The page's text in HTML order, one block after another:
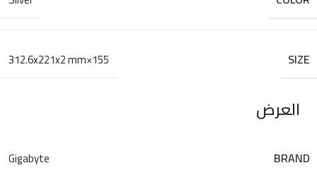
SIZE
155×312.6x221x2 mm
العرض
BRAND
Gigabyte